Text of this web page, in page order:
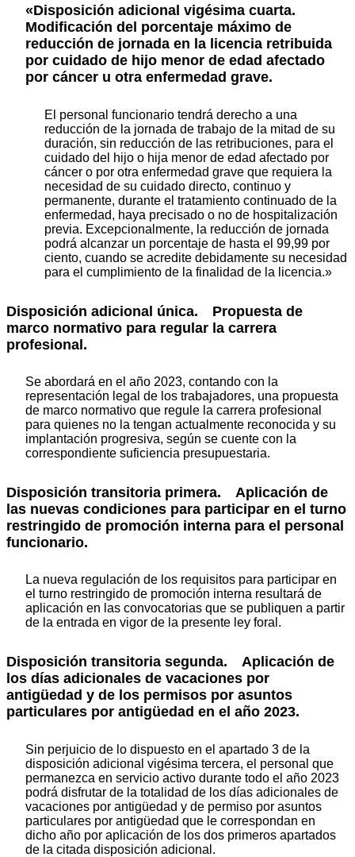
«Disposición adicional vigésima cuarta.
Modificación del porcentaje máximo de
reducción de jornada en la licencia retribuida
por cuidado de hijo menor de edad afectado
por cáncer u otra enfermedad grave.
El personal funcionario tendrá derecho a una
reducción de la jornada de trabajo de la mitad de su
duración, sin reducción de las retribuciones, para el
cuidado del hijo o hija menor de edad afectado por
cáncer o por otra enfermedad grave que requiera la
necesidad de su cuidado directo, continuo y
permanente, durante el tratamiento continuado de la
enfermedad, haya precisado o no de hospitalización
previa. Excepcionalmente, la reducción de jornada
podrá alcanzar un porcentaje de hasta el 99,99 por
ciento, cuando se acredite debidamente su necesidad
para el cumplimiento de la finalidad de la licencia.»
Disposición adicional única. Propuesta de
marco normativo para regular la carrera
profesional.
Se abordará en el año 2023, contando con la
representación legal de los trabajadores, una propuesta
de marco normativo que regule la carrera profesional
para quienes no la tengan actualmente reconocida y su
implantación progresiva, según se cuente con la
correspondiente suficiencia presupuestaria.
Disposición transitoria primera. Aplicación de
las nuevas condiciones para participar en el turno
restringido de promoción interna para el personal
funcionario.
La nueva regulación de los requisitos para participar en
el turno restringido de promoción interna resultará de
aplicación en las convocatorias que se publiquen a partir
de la entrada en vigor de la presente ley foral.
Disposición transitoria segunda. Aplicación de
los días adicionales de vacaciones por
antigüedad y de los permisos por asuntos
particulares por antigüedad en el año 2023.
Sin perjuicio de lo dispuesto en el apartado 3 de la
disposición adicional vigésima tercera, el personal que
permanezca en servicio activo durante todo el año 2023
podrá disfrutar de la totalidad de los días adicionales de
vacaciones por antigüedad y de permiso por asuntos
particulares por antigüedad que le correspondan en
dicho año por aplicación de los dos primeros apartados
de la citada disposición adicional.